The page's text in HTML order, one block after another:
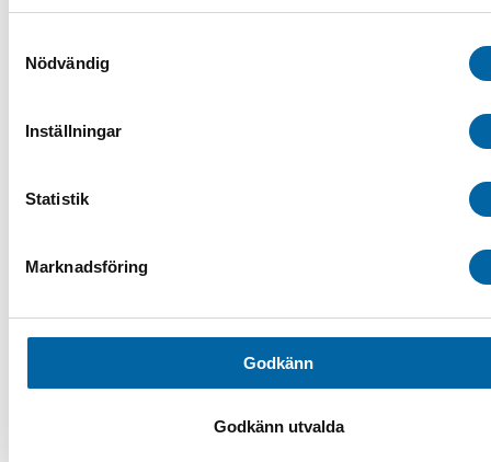
Nödvändig
Inställningar
Statistik
Marknadsföring
Godkänn
Godkänn utvalda
Belysning
Kapell ATV/SSV
Motor
Plogblad & Fästen
Övriga vintertillbehör
Plogblad
Plogbladsfästen
SSV-tillbehör